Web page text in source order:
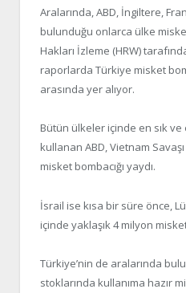
Aralarında, ABD, İngiltere,
bulunduğu onlarca ülke
Hakları İzleme (HRW)
raporlarda Türkiye misket
arasında yer alıyor.
Bütün ülkeler içinde en sık
kullanan ABD, Vietnam
misket bombacığı yaydı.
İsrail ise kısa bir süre önce,
içinde yaklaşık 4 milyon misket
Türkiye’nin de aralarında
stoklarında kullanıma hazır